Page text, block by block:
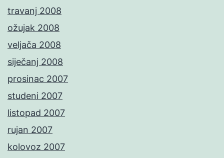
travanj 2008
ožujak 2008
veljača 2008
siječanj 2008
prosinac 2007
studeni 2007
listopad 2007
rujan 2007
kolovoz 2007